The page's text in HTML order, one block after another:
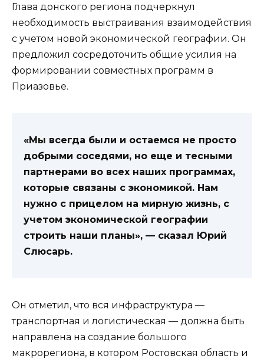
Глава донского региона подчеркнул
необходимость выстраивания взаимодействия
с учетом новой экономической географии. Он
предложил сосредоточить общие усилия на
формировании совместных программ в
Приазовье.
«Мы всегда были и остаемся не просто
добрыми соседями, но еще и тесными
партнерами во всех наших программах,
которые связаны с экономикой. Нам
нужно с прицелом на мирную жизнь, с
учетом экономической географии
строить наши планы», — сказал Юрий
Слюсарь.
Он отметил, что вся инфраструктура —
транспортная и логистическая — должна быть
направлена на создание большого
макрорегиона, в котором Ростовская область и